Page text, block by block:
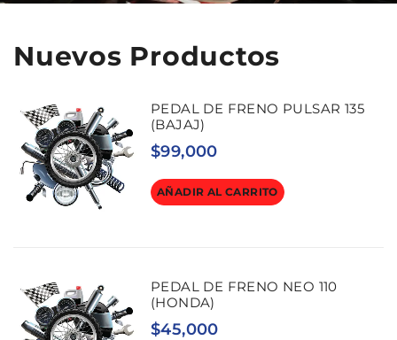
Nuevos Productos
PEDAL DE FRENO PULSAR 135
(BAJAJ)
$99,000
AÑADIR AL CARRITO
PEDAL DE FRENO NEO 110
(HONDA)
$45,000